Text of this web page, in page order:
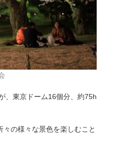
、東京ドーム16個分、約75h
の様々な景色を楽しむこと